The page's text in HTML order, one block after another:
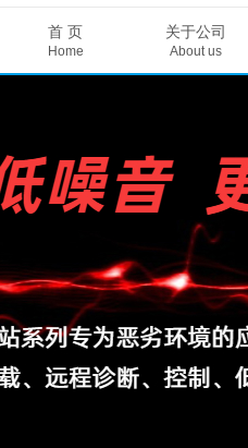
首 页
Home
关于公司
About us